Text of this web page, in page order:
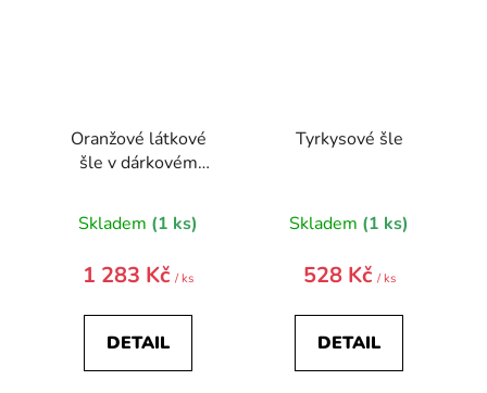
Oranžové látkové
šle v dárkovém
Skladem (1 ks)
1 283 Kč / ks
DETAIL
Tyrkysové šle
Skladem (1 ks)
528 Kč / ks
DETAIL